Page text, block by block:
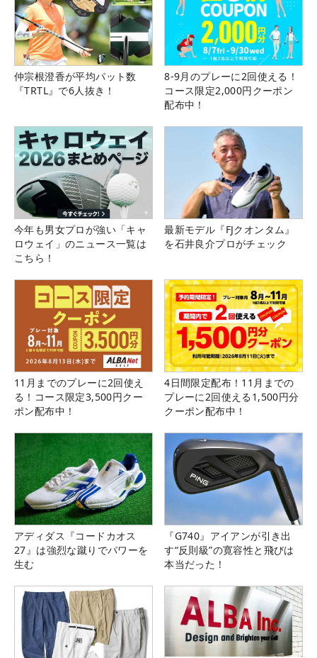
仲宗根澄香が平均パット数
『TRTL』で6人抜き！
8-9月のプレーに2回使える！
コース限定2,000円クーポン
配布中！
今年も男女プロが強い「キャ
ロウェイ」のニュース一覧は
こちら！
最新モデル『FJクオンタム』
を石井良介プロがチェック
11月までのプレーに2回使え
る！コース限定3,500円クー
ポン配布中！
4日間限定配布！11月までの
プレーに2回使える1,500円分
クーポン配布中！
アディダス『コードカオス
27』は強烈な蹴りでパワーを
生む
『G740』アイアンが引き出
す“反則級”の寛容性と飛びは
本当だった！